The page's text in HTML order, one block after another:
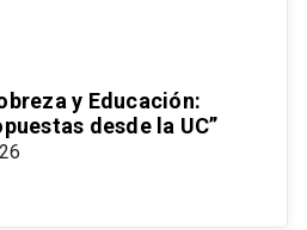
y Educación:
desde la UC”